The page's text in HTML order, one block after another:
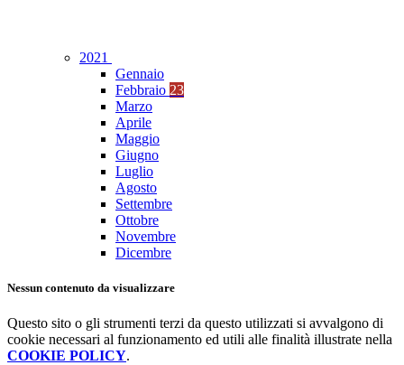
2021
Gennaio
Febbraio 23
Marzo
Aprile
Maggio
Giugno
Luglio
Agosto
Settembre
Ottobre
Novembre
Dicembre
Nessun contenuto da visualizzare
Questo sito o gli strumenti terzi da questo utilizzati si avvalgono di
cookie necessari al funzionamento ed utili alle finalità illustrate nella
COOKIE POLICY.